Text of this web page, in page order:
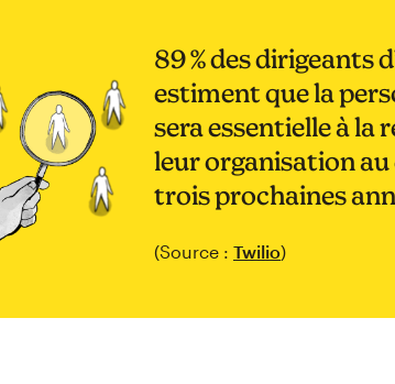
89 % des dirigeants
estiment que la
sera essentielle à la
leur organisation au
trois prochaines
(Source : Twilio)